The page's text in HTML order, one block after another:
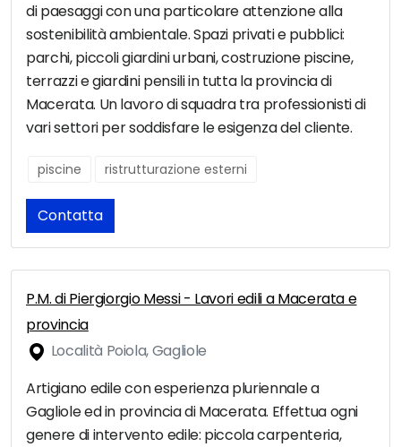
di paesaggi con una particolare attenzione alla
sostenibilità ambientale. Spazi privati e pubblici:
parchi, piccoli giardini urbani, costruzione piscine,
terrazzi e giardini pensili in tutta la provincia di
Macerata. Un lavoro di squadra tra professionisti di
vari settori per soddisfare le esigenza del cliente.
piscine ristrutturazione esterni
Contatta
P.M. di Piergiorgio Messi - Lavori edili a Macerata e
provincia
Località Poiola, Gagliole
Artigiano edile con esperienza pluriennale a
Gagliole ed in provincia di Macerata. Effettua ogni
genere di intervento edile: piccola carpenteria,